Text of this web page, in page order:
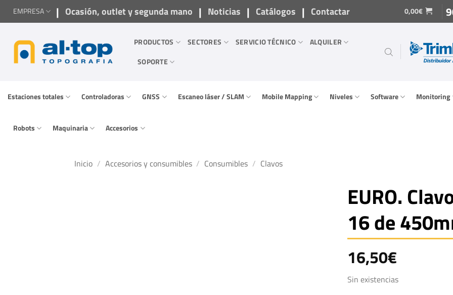
SaltarEMPRESA | Ocasión, outlet y segunda mano | Noticias | Catálogos | Contactar 0,00€
PRODUCTOS SECTORES SERVICIO TÉCNICO
ALQUILER
SOPORTE
Estaciones totales Controladoras GNSS Escaneo láser / SLAM Mobile Mapping Niveles Software Monitoring
Robots Maquinaria Accesorios
Inicio / Accesorios y consumibles / Consumibles / Clavos
EURO.
16 de
16,50€
Sin existencias